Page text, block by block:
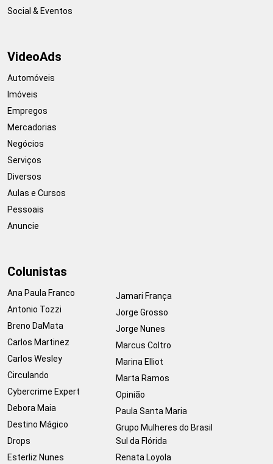
Social & Eventos
VideoAds
Automóveis
Imóveis
Empregos
Mercadorias
Negócios
Serviços
Diversos
Aulas e Cursos
Pessoais
Anuncie
Colunistas
Ana Paula Franco
Antonio Tozzi
Breno DaMata
Carlos Martinez
Carlos Wesley
Circulando
Cybercrime Expert
Debora Maia
Destino Mágico
Drops
Esterliz Nunes
Jamari França
Jorge Grosso
Jorge Nunes
Marcus Coltro
Marina Elliot
Marta Ramos
Opinião
Paula Santa Maria
Grupo Mulheres do Brasil
Sul da Flórida
Renata Loyola